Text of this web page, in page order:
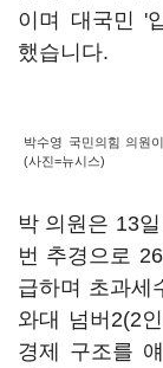
이며 대국민 '
했습니다.
박수영 국민의힘 의원
(사진=뉴시스)
박 의원은 13
번 추경으로
급하며 초과세
와대 넘버2(2
경제 구조를